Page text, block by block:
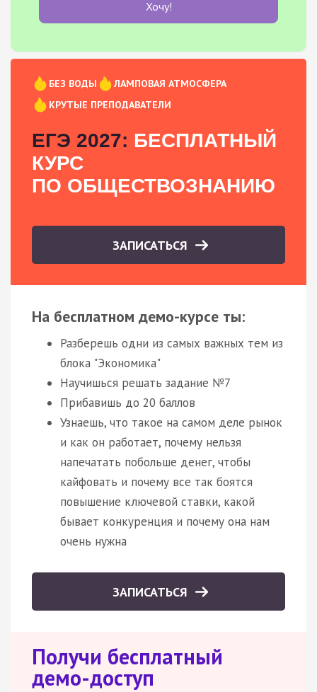
Хочу!
БЕЗ ВОДЫ
ЛАМПОВАЯ АТМОСФЕРА
КРУТЫЕ ПРЕПОДАВАТЕЛИ
ЕГЭ 2027: БЕСПЛАТНЫЙ
КУРС
ПО ОБЩЕСТВОЗНАНИЮ
ЗАПИСАТЬСЯ
На бесплатном демо-курсе ты:
Разберешь одни из самых важных тем из
блока "Экономика"
Научишься решать задание №7
Прибавишь до 20 баллов
Узнаешь, что такое на самом деле рынок
и как он работает, почему нельзя
напечатать побольше денег, чтобы
кайфовать и почему все так боятся
повышение ключевой ставки, какой
бывает конкуренция и почему она нам
очень нужна
ЗАПИСАТЬСЯ
Получи бесплатный
демо-доступ